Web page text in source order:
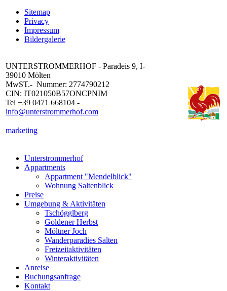
Sitemap
Privacy
Impressum
Bildergalerie
UNTERSTROMMERHOF - Paradeis 9, I-
39010 Mölten
MwST.- Nummer: 2774790212
CIN: IT021050B57ONCPNIM
Tel +39 0471 668104 -
info@unterstrommerhof.com
marketing
Unterstrommerhof
Appartments
Appartment "Mendelblick"
Wohnung Saltenblick
Preise
Umgebung & Aktivitäten
Tschögglberg
Goldener Herbst
Möltner Joch
Wanderparadies Salten
Freizeitaktivitäten
Winteraktivitäten
Anreise
Buchungsanfrage
Kontakt